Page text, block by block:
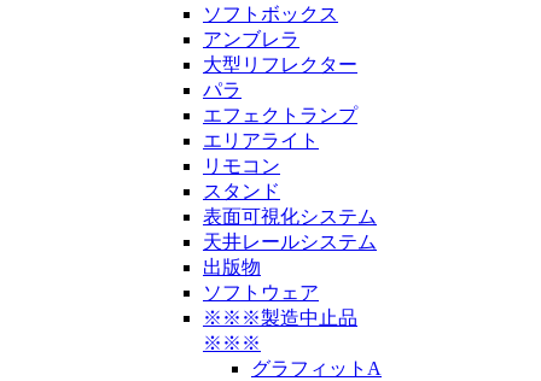
ソフトボックス
アンブレラ
大型リフレクター
パラ
エフェクトランプ
エリアライト
リモコン
スタンド
表面可視化システム
天井レールシステム
出版物
ソフトウェア
※※※製造中止品
※※※
グラフィットA